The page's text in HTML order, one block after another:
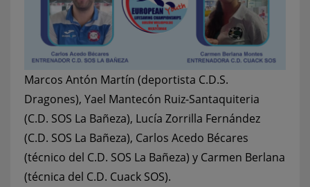
Marcos Antón Martín (deportista C.D.S.
Dragones), Yael Mantecón Ruiz-Santaquiteria
(C.D. SOS La Bañeza), Lucía Zorrilla Fernández
(C.D. SOS La Bañeza), Carlos Acedo Bécares
(técnico del C.D. SOS La Bañeza) y Carmen Berlana
(técnica del C.D. Cuack SOS).